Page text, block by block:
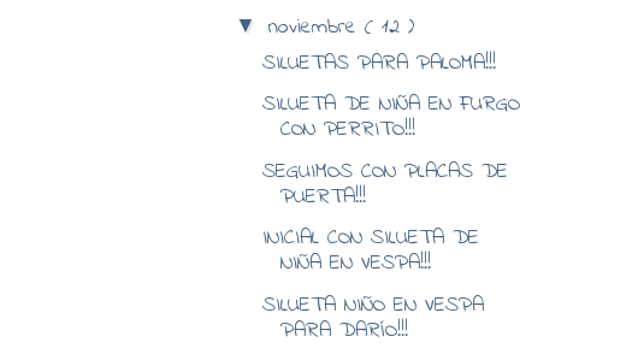
▼ noviembre ( 12 )
SILUETAS PARA PALOMA!!!
SILUETA DE NIÑA EN FURGO
CON PERRITO!!!
SEGUIMOS CON PLACAS DE
PUERTA!!!
INICIAL CON SILUETA DE
NIÑA EN VESPA!!!
SILUETA NIÑO EN VESPA
PARA DARÍO!!!